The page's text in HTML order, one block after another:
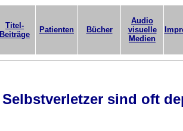
Titel-
Beiträge
Patienten Bücher
Audio
visuelle
Medien
Selbstverletzer sind oft